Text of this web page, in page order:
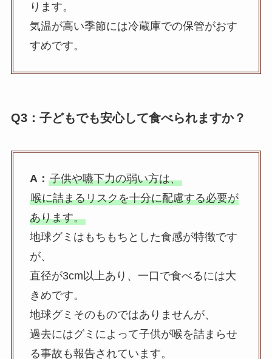
ります。
気温が高い季節には冷蔵庫での保管がおす
すめです。
Q3：子どもでも安心して食べられますか？
A： 子供や嚥下力の弱い方は、
喉に詰まるリスクを十分に配慮する必要が
あります。
地球グミはもちもちとした食感が特徴です
が、
直径が3cm以上あり、一口で食べるには大
きめです。
地球グミそのものではありませんが、
過去にはグミによって子供が喉を詰まらせ
る事故も報告されています。